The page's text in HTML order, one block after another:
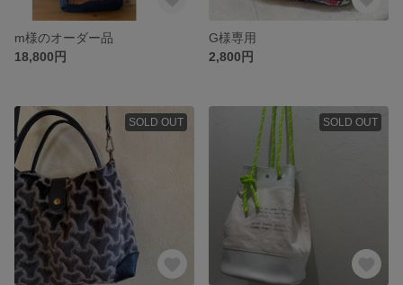
m様のオーダー品
18,800円
G様専用
2,800円
SOLD OUT SOLD OUT